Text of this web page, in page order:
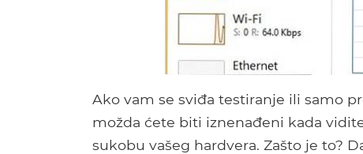
Ako vam se sviđa testiranje ili samo
možda ćete biti iznenađeni kada
sukobu vašeg hardvera. Zašto je to?